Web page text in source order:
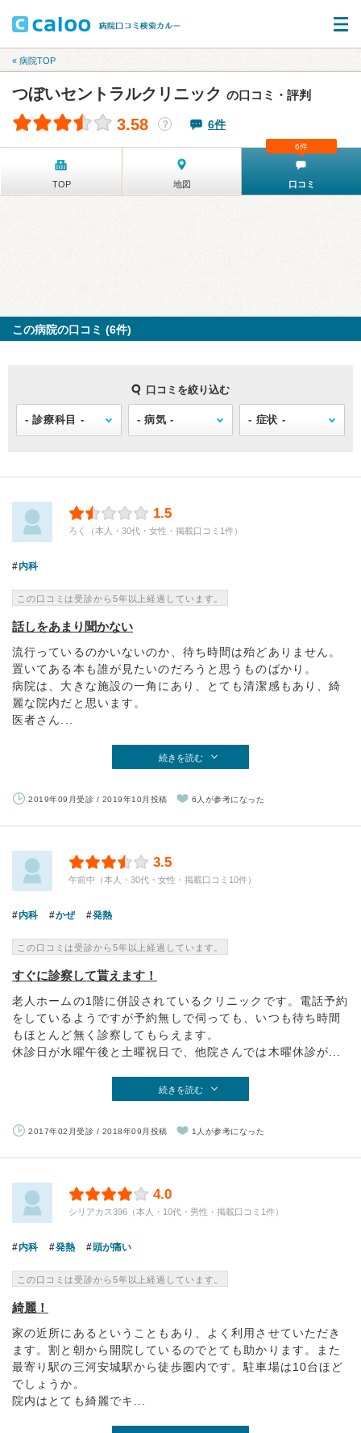
« 病院TOP
つぼいセントラルクリニック の口コミ・評判
3.58 ？ 6件
TOP 地図 口コミ
6件
この病院の口コミ (6件)
口コミを絞り込む
1.5
ろく（本人・30代・女性・掲載口コミ1件）
内科
この口コミは受診から5年以上経過しています。
話しをあまり聞かない
流行っているのかいないのか、待ち時間は殆どありません。
置いてある本も誰が見たいのだろうと思うものばかり。
病院は、大きな施設の一角にあり、とても清潔感もあり、綺
麗な院内だと思います。
医者さん...
続きを読む
2019年09月受診 / 2019年10月投稿 6人が参考になった
3.5
午前中（本人・30代・女性・掲載口コミ10件）
内科 かぜ 発熱
この口コミは受診から5年以上経過しています。
すぐに診察して貰えます！
老人ホームの1階に併設されているクリニックです。電話予約
をしているようですが予約無しで伺っても、いつも待ち時間
もほとんど無く診察してもらえます。
休診日が水曜午後と土曜祝日で、他院さんでは木曜休診が...
続きを読む
2017年02月受診 / 2018年09月投稿 1人が参考になった
4.0
シリアカス396（本人・10代・男性・掲載口コミ1件）
内科 発熱 頭が痛い
この口コミは受診から5年以上経過しています。
綺麗！
家の近所にあるということもあり、よく利用させていただき
ます。割と朝から開院しているのでとても助かります。また
最寄り駅の三河安城駅から徒歩圏内です。駐車場は10台ほど
でしょうか。
院内はとても綺麗でキ...